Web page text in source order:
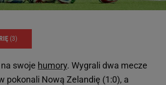
(3)
swoje humory. Wygrali dwa mecze
pokonali Nową Zelandię (1:0), a